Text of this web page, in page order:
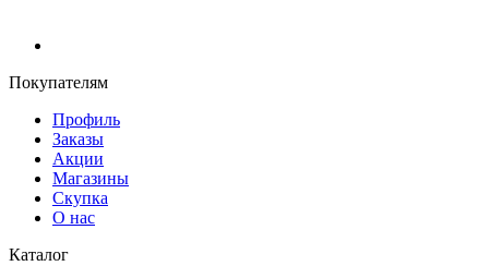
Покупателям
Профиль
Заказы
Акции
Магазины
Скупка
О нас
Каталог